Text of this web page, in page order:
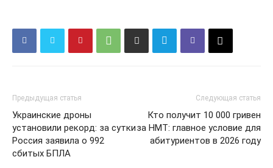
КавПолит
Предыдущая статья
Украинские дроны
установили рекорд: за сутки
Россия заявила о 992
сбитых БПЛА
Следующая статья
Кто получит 10 000 гривен
за НМТ: главное условие для
абитуриентов в 2026 году